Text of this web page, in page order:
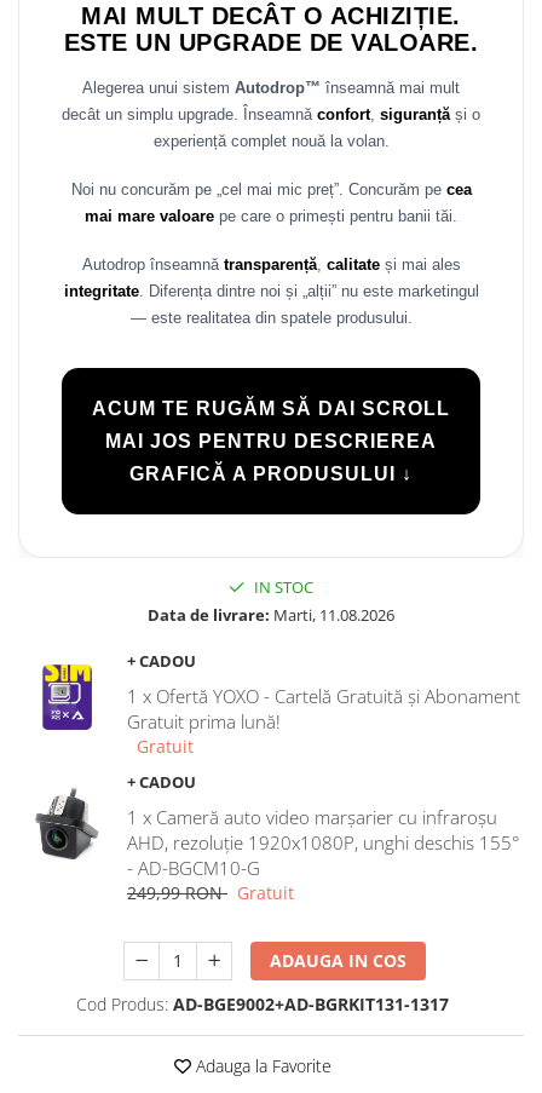
Rame adaptoare Daihatsu
Rame adaptoare Mazda
Rame adaptoare Kia
Rame adaptoare Alfa Romeo
Rame adaptoare Fiat
Rame adaptoare Chevrolet
Rame adaptoare Mitsubishi
Rame adaptoare Isuzu
Rame adaptoare Subaru
Rame adaptoare Iveco
Rame adaptoare Smart
Rame adaptoare Ssangyong
Rame adaptoare Hummer
Camere marșarier auto
MAI MULT DECÂT O ACHIZIȚIE.
ESTE UN UPGRADE DE VALOARE.
Alegerea unui sistem Autodrop™ înseamnă mai mult
decât un simplu upgrade. Înseamnă confort, siguranță și o
experiență complet nouă la volan.
Noi nu concurăm pe „cel mai mic preț”. Concurăm pe cea
mai mare valoare pe care o primești pentru banii tăi.
Autodrop înseamnă transparență, calitateși mai ales
integritate. Diferența dintre noi și „alții” nu este marketingul
— este realitatea din spatele produsului.
ACUM TE RUGĂM SĂ DAI SCROLL
MAI JOS PENTRU DESCRIEREA
GRAFICĂ A PRODUSULUI ↓
IN STOC
Data de livrare: Marti, 11.08.2026
+ CADOU
1 x Ofertă YOXO - Cartelă Gratuită și Abonament
Gratuit prima lună!
Gratuit
+ CADOU
1 x Cameră auto video marșarier cu infraroșu
AHD, rezoluție 1920x1080P, unghi deschis 155°
- AD-BGCM10-G
249,99 RON Gratuit
ADAUGA IN COS
Cod Produs: AD-BGE9002+AD-BGRKIT131-1317
Adauga la Favorite